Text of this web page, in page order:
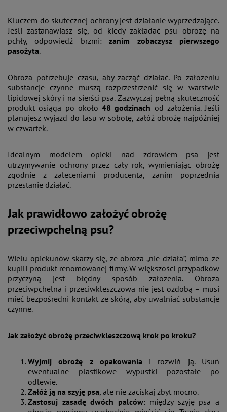
Kluczem do skutecznej ochrony jest działanie wyprzedzające.
Jeśli zastanawiasz się, od kiedy zakładać psu obrożę na
pchły, odpowiedź brzmi:zanim zobaczysz pierwszego
pasożyta.
Obroża potrzebuje czasu, aby zacząć działać. Po założeniu
substancje czynne muszą rozprzestrzenić się w warstwie
lipidowej skóry i na sierści psa. Zazwyczaj pełną skuteczność
produkt osiąga po około 48 godzinach od założenia. Jeśli
planujesz wyjazd do lasu w sobotę, załóż obrożę najpóźniej
w czwartek.
Idealnym modelem opieki nad zdrowiem psa jest
utrzymywanie ochrony przez cały rok, wymieniając obrożę
zgodnie z zaleceniami producenta, zanim poprzednia
przestanie działać.
Jak prawidłowo założyć obrożę
przeciwpchelną psu?
Wielu opiekunów skarży się, że obroża „nie działa”, mimo że
kupili produkt renomowanej firmy. W większości przypadków
przyczyną jest błędny sposób założenia. Obroża
przeciwpchelna i przeciwkleszczowa nie jest ozdobą – musi
mieć bezpośredni kontakt ze skórą, aby uwalniać substancje
czynne.
Jak założyć obrożę przeciwkleszczową krok po kroku?
Wyjmij obrożę z opakowania i rozwiń ją. Usuń
ewentualne plastikowe wypustki pozostałe po
odlewie.
Załóż ją na szyję psa, ale nie zaciskaj zbyt mocno.
Zastosuj zasadę dwóch palców: między szyję psa a